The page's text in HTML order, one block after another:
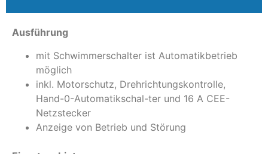
Ausführung
mit Schwimmerschalter ist Automatikbetrieb
möglich
inkl. Motorschutz, Drehrichtungskontrolle,
Hand-0-Automatikschal-ter und 16 A CEE-
Netzstecker
Anzeige von Betrieb und Störung